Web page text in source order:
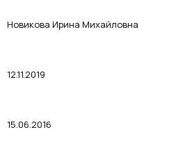
Новикова Ирина Михайловна
12.11.2019
15.06.2016